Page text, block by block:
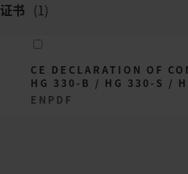
证书 (1)
CE DECLARATION OF
HG 330-B / HG 330-S /
EN PDF